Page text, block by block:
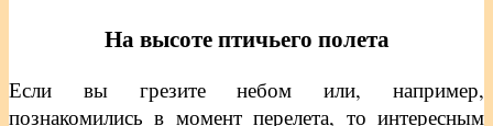
На высоте птичьего полета
Если вы грезите небом или, например,
познакомились в момент перелета, то интересным